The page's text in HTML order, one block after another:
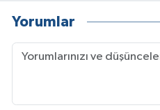
Yorumlar